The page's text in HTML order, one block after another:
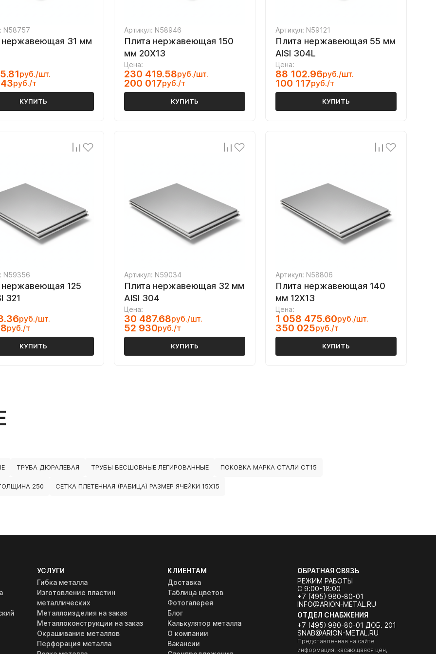
N58757
нержавеющая 31 мм
руб./шт.
руб./т
КУПИТЬ
Артикул: N58946
Плита нержавеющая 150
мм 20Х13
Цена:
230 419.58руб./шт.
200 017руб./т
КУПИТЬ
Артикул: N59121
Плита нержавеющая 55 мм
AISI 304L
Цена:
88 102.96руб./шт.
100 117руб./т
КУПИТЬ
N59356
нержавеющая 125
321
руб./шт.
руб./т
КУПИТЬ
Артикул: N59034
Плита нержавеющая 32 мм
AISI 304
Цена:
30 487.68руб./шт.
52 930руб./т
КУПИТЬ
Артикул: N58806
Плита нержавеющая 140
мм 12Х13
Цена:
1 058 475.60руб./шт.
350 025руб./т
КУПИТЬ
ТРУБА ДЮРАЛЕВАЯ ТРУБЫ БЕСШОВНЫЕ ЛЕГИРОВАННЫЕ ПОКОВКА МАРКА СТАЛИ СТ15
250 СЕТКА ПЛЕТЕННАЯ (РАБИЦА) РАЗМЕР ЯЧЕЙКИ 15Х15
УСЛУГИ
Гибка металла
Изготовление пластин
металлических
Металлоизделия на заказ
Металлоконструкции на заказ
Окрашивание металлов
Перфорация металла
КЛИЕНТАМ
Доставка
Таблица цветов
Фотогалерея
Блог
Калькулятор металла
О компании
Вакансии
ОБРАТНАЯ СВЯЗЬ
РЕЖИМ РАБОТЫ
С 9:00-18:00
+7 (495) 980-80-01
INFO@ARION-METAL.RU
ОТДЕЛ СНАБЖЕНИЯ
+7 (495) 980-80-01 ДОБ. 201
SNAB@ARION-METAL.RU
Представленная на сайте
информация, касающаяся цен,